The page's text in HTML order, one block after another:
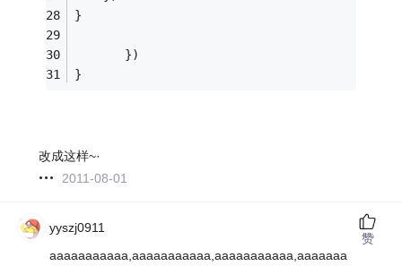
}
	   })
}
改成这样~·
2011-08-01
yyszj0911
aaaaaaaaaaa,aaaaaaaaaaa,aaaaaaaaaaa,aaaaaaa
赞